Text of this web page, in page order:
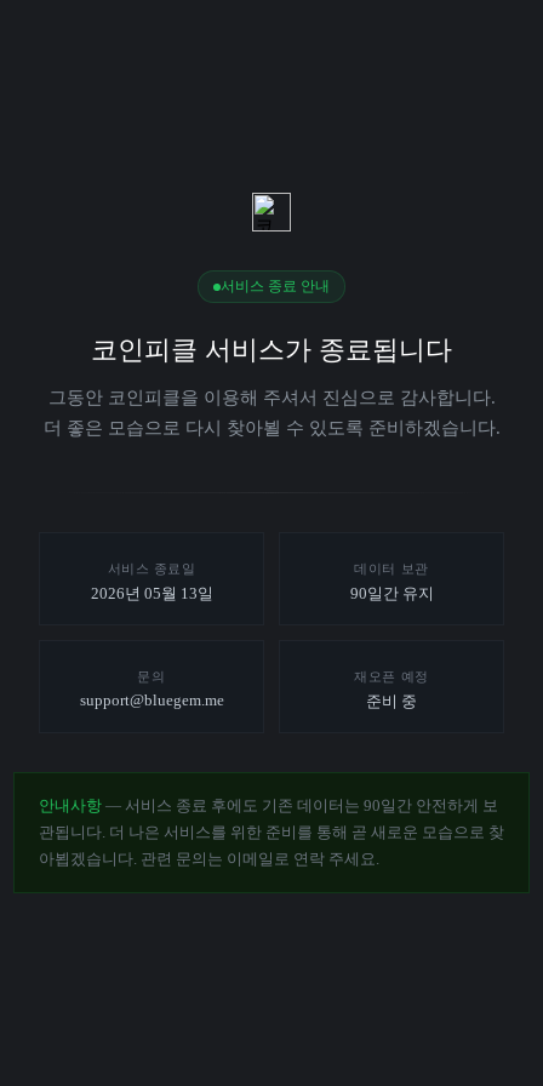
서비스 종료 안내
코인피클 서비스가 종료됩니다
그동안 코인피클을 이용해 주셔서 진심으로 감사합니다.
더 좋은 모습으로 다시 찾아뵐 수 있도록 준비하겠습니다.
서비스 종료일
2026년 05월 13일
데이터 보관
90일간 유지
문의
support@bluegem.me
재오픈 예정
준비 중
안내사항 — 서비스 종료 후에도 기존 데이터는 90일간 안전하게 보
관됩니다. 더 나은 서비스를 위한 준비를 통해 곧 새로운 모습으로 찾
아뵙겠습니다. 관련 문의는 이메일로 연락 주세요.